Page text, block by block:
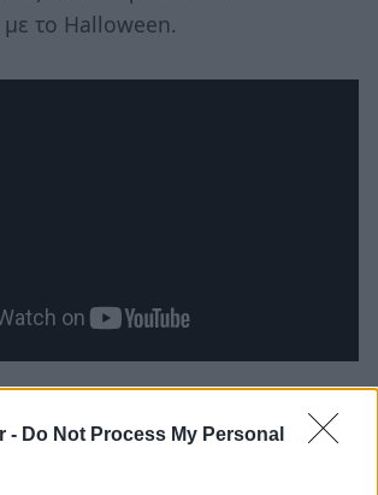
- Do Not Process My Personal
το Halloween.
Carol